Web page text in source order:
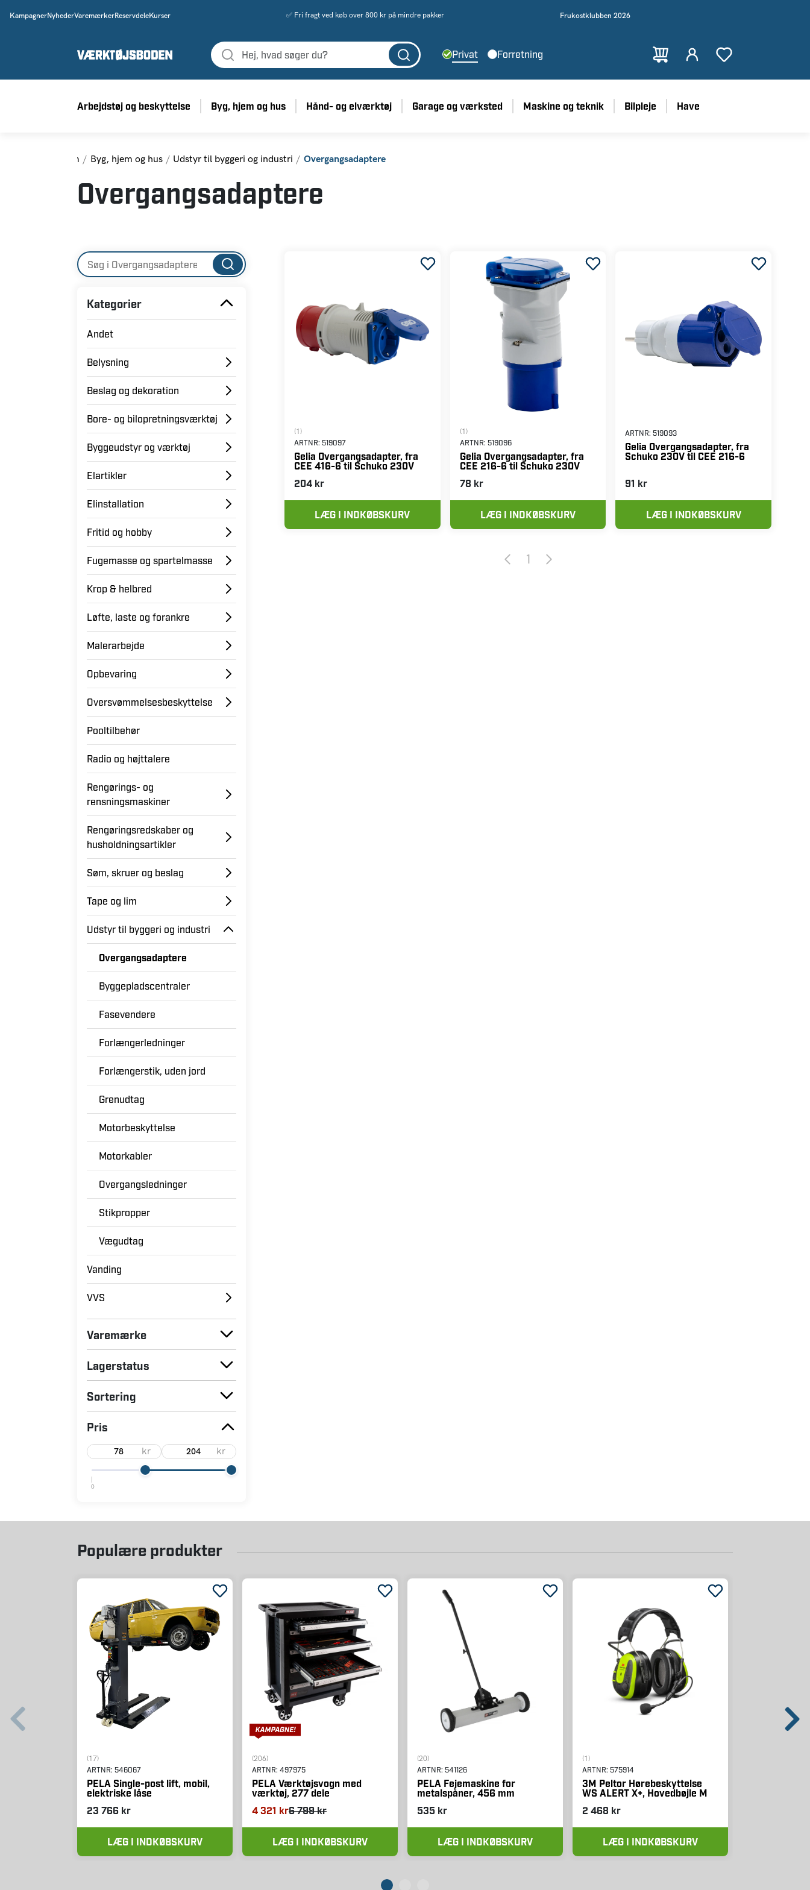
KampagnerNyhederVaremærkerReservdeleKurser ✅ Fri fragt ved køb over 800 kr på mindre pakker Frukostklubben 2026
Privat Forretning
Arbejdstøj og beskyttelse Byg, hjem og hus Hånd- og elværktøj Garage og værksted Maskine og teknik Bilpleje Have
Hjem Byg, hjem og hus Udstyr til byggeri og industri Overgangsadaptere
Overgangsadaptere
Kategorier
Andet
Belysning
Beslag og dekoration
Bore- og bilopretningsværktøj
Byggeudstyr og værktøj
Elartikler
Elinstallation
Fritid og hobby
Fugemasse og spartelmasse
Krop & helbred
Løfte, laste og forankre
Malerarbejde
Opbevaring
Oversvømmelsesbeskyttelse
Pooltilbehør
Radio og højttalere
Rengørings- og
rensningsmaskiner
Rengøringsredskaber og
husholdningsartikler
Søm, skruer og beslag
Tape og lim
Udstyr til byggeri og industri
Overgangsadaptere
Byggepladscentraler
Fasevendere
Forlængerledninger
Forlængerstik, uden jord
Grenudtag
Motorbeskyttelse
Motorkabler
Overgangsledninger
Stikpropper
Vægudtag
Vanding
VVS
Varemærke
Lagerstatus
Sortering
Pris
kr kr
0
(1)
ARTNR: 519097
Gelia Overgangsadapter, fra
CEE 416-6 til Schuko 230V
204 kr
LÆG I INDKØBSKURV
(1)
ARTNR: 519096
Gelia Overgangsadapter, fra
CEE 216-6 til Schuko 230V
78 kr
LÆG I INDKØBSKURV
ARTNR:519093
Gelia Overgangsadapter, fra
Schuko 230V til CEE 216-6
91 kr
LÆG I INDKØBSKURV
1
Populære produkter
(17)
ARTNR: 546067
PELA Single-post lift, mobil,
elektriske låse
23 766 kr
LÆG I INDKØBSKURV
(206)
ARTNR: 497975
PELA Værktøjsvogn med
værktøj, 277 dele
4 321 kr6 799 kr
LÆG I INDKØBSKURV
(20)
ARTNR: 541126
PELA Fejemaskine for
metalspåner, 456 mm
535 kr
LÆG I INDKØBSKURV
(1)
ARTNR: 575914
3M Peltor Hørebeskyttelse
WS ALERT X+, Hovedbøjle M
2 468 kr
LÆG I INDKØBSKURV